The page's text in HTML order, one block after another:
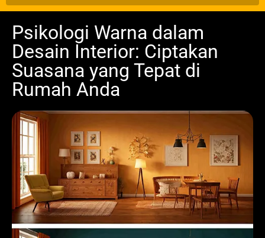
Psikologi Warna dalam
Desain Interior: Ciptakan
Suasana yang Tepat di
Rumah Anda